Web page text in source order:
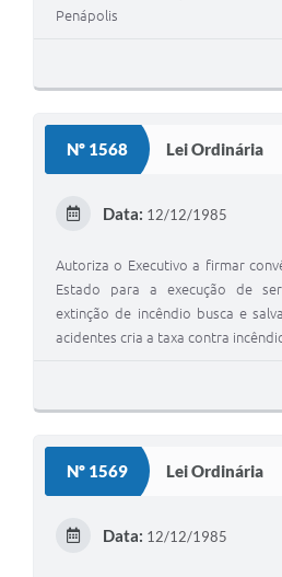
Penápolis
Nº 1568 Lei Ordinária
Data: 12/12/1985
Autoriza o Executivo a firmar
Estado para a execução de
extinção de incêndio busca e
acidentes cria a taxa contra
Nº 1569 Lei Ordinária
Data: 12/12/1985